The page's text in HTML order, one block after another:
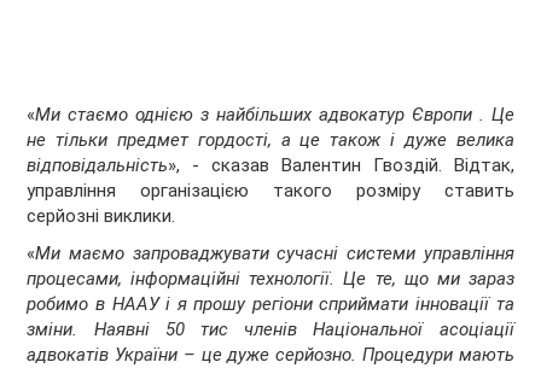
«Ми стаємо однією з найбільших адвокатур Європи . Це
не тільки предмет гордості, а це також і дуже велика
відповідальність», - сказав Валентин Гвоздій. Відтак,
управління організацією такого розміру ставить
серйозні виклики.
«Ми маємо запроваджувати сучасні системи управління
процесами, інформаційні технології. Це те, що ми зараз
робимо в НААУ і я прошу регіони сприймати інновації та
зміни. Наявні 50 тис членів Національної асоціації
адвокатів України – це дуже серйозно. Процедури мають